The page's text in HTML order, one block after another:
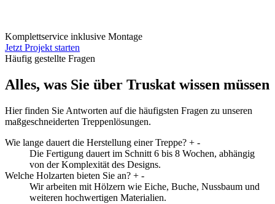
Komplettservice inklusive Montage
Jetzt Projekt starten
Häufig gestellte Fragen
Alles, was Sie über Truskat wissen müssen
Hier finden Sie Antworten auf die häufigsten Fragen zu unseren
maßgeschneiderten Treppenlösungen.
Wie lange dauert die Herstellung einer Treppe? + -
Die Fertigung dauert im Schnitt 6 bis 8 Wochen, abhängig
von der Komplexität des Designs.
Welche Holzarten bieten Sie an? + -
Wir arbeiten mit Hölzern wie Eiche, Buche, Nussbaum und
weiteren hochwertigen Materialien.